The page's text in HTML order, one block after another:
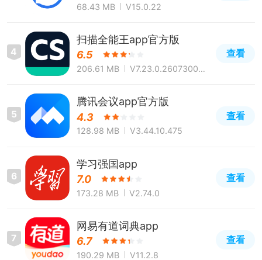
68.43 MB V15.0.22
4
扫描全能王app官方版
6.5
206.61 MB
V7.23.0.260730000
查看
5
腾讯会议app官方版
4.3
128.98 MB V3.44.10.475
查看
6
学习强国app
7.0
173.28 MB V2.74.0
查看
7
网易有道词典app
6.7
190.29 MB V11.2.8
查看